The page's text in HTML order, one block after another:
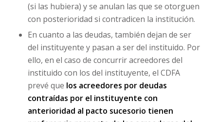
(si las hubiera) y se anulan las que se otorguen
con posterioridad si contradicen la institución.
En cuanto a las deudas, también dejan de ser
del instituyente y pasan a ser del instituido. Por
ello, en el caso de concurrir acreedores del
instituido con los del instituyente, el CDFA
prevé que los acreedores por deudas
contraídas por el instituyente con
anterioridad al pacto sucesorio tienen